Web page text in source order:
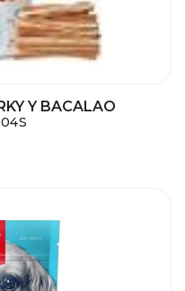
Y BACALAO